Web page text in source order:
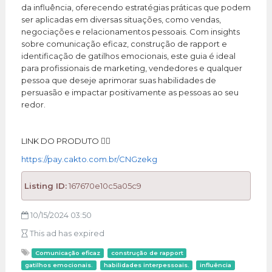
da influência, oferecendo estratégias práticas que podem
ser aplicadas em diversas situações, como vendas,
negociações e relacionamentos pessoais. Com insights
sobre comunicação eficaz, construção de rapport e
identificação de gatilhos emocionais, este guia é ideal
para profissionais de marketing, vendedores e qualquer
pessoa que deseje aprimorar suas habilidades de
persuasão e impactar positivamente as pessoas ao seu
redor.
LINK DO PRODUTO 👇🏼
https://pay.cakto.com.br/CNGzekg
Listing ID:167670e10c5a05c9
10/15/2024 03:50
This ad has expired
Comunicação eficaz
construção de rapport
gatilhos emocionais.
habilidades interpessoais.
influência